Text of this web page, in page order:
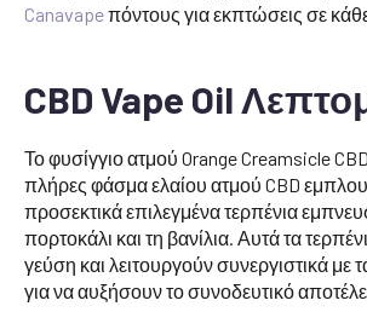
Canavapeπόντους για εκπτώσεις σε
CBD Vape Oil
Το φυσίγγιο ατμού Orange Creamsicle
πλήρες φάσμα ελαίου ατμού CBD
προσεκτικά επιλεγμένα τερπένια
πορτοκάλι και τη βανίλια. Αυτά τα
γεύση και λειτουργούν συνεργιστικά με
για να αυξήσουν το συνοδευτικό